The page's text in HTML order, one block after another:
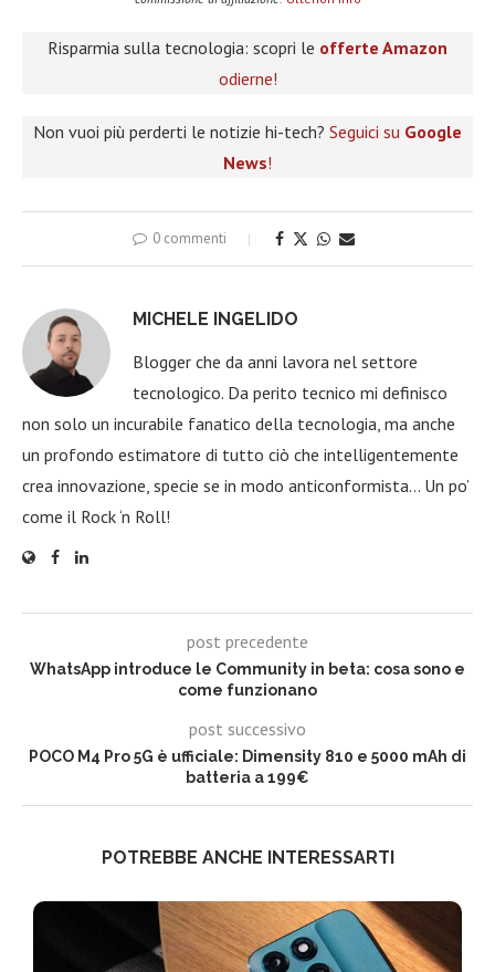
Risparmia sulla tecnologia: scopri le offerte Amazon
odierne!
Non vuoi più perderti le notizie hi-tech? Seguici su Google
News!
0 commenti
MICHELE INGELIDO
Blogger che da anni lavora nel settore
tecnologico. Da perito tecnico mi definisco
non solo un incurabile fanatico della tecnologia, ma anche
un profondo estimatore di tutto ciò che intelligentemente
crea innovazione, specie se in modo anticonformista… Un po’
come il Rock ‘n Roll!
post precedente
WhatsApp introduce le Community in beta: cosa sono e
come funzionano
post successivo
POCO M4 Pro 5G è ufficiale: Dimensity 810 e 5000 mAh di
batteria a 199€
POTREBBE ANCHE INTERESSARTI